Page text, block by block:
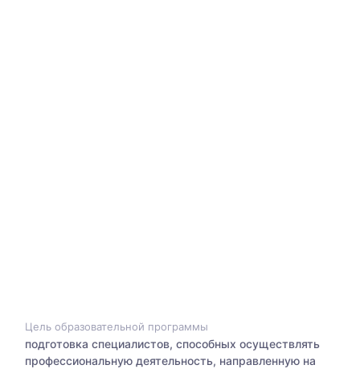
Цель образовательной программы
подготовка специалистов, способных осуществлять
профессиональную деятельность, направленную на